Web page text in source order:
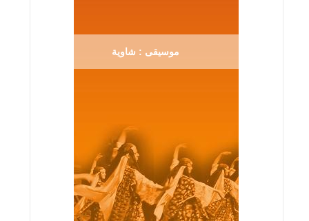
موسيقى : شاوية